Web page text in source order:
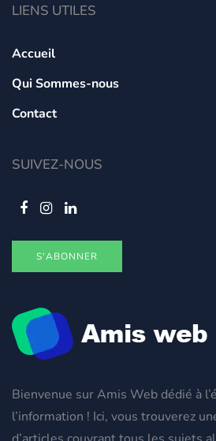
Bienvenue sur Amis Web dédié à
l’information ! Ici, vous trouverez
LIENS UTILES
Accueil
Qui Sommes-nous
Contact
SUIVEZ-NOUS
S'ABONNER